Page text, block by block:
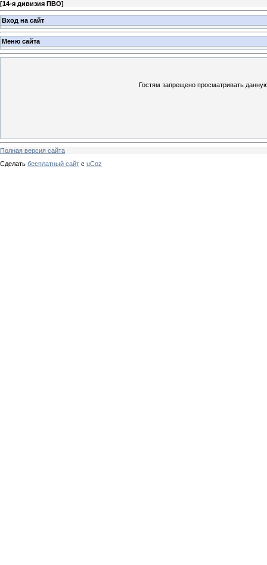
[14-я дивизия ПВО]
Вход на сайт
Меню сайта
Гостям запрещено просматривать
Полная версия сайта
Сделать бесплатный сайт с uCoz